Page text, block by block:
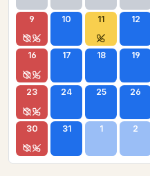
9 10 11 12
16 17 18 19
23 24 25 26
30 31 1 2